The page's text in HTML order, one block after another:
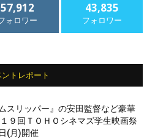
57,912
ォロワー
43,835
フォロワー
ントレポート
スリッパー』の安田監督など豪華
９回ＴＯＨＯシネマズ学生映画祭
(月)開催